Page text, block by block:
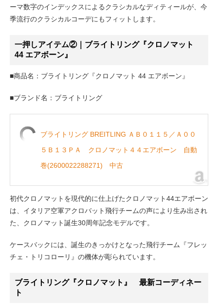
ーマ数字のインデックスによるクラシカルなディティールが、今
季流行のクラシカルコーデにもフィットします。
一押しアイテム②｜ブライトリング『クロノマット
44 エアボーン』
■商品名：ブライトリング『クロノマット 44 エアボーン』
■ブランド名：ブライトリング
ブライトリング BREITLING ＡＢ０１１５／Ａ００
５Ｂ１３ＰＡ クロノマット４４エアボーン 自動
巻(2600022288271) 中古
初代クロノマットを現代的に仕上げたクロノマット44エアボーン
は、イタリア空軍アクロバット飛行チームの声により生み出され
た、クロノマット誕生30周年記念モデルです。
ケースバックには、誕生のきっかけとなった飛行チーム『フレッ
チェ・トリコローリ』の機体が彫られています。
ブライトリング『クロノマット』 最新コーディネー
ト